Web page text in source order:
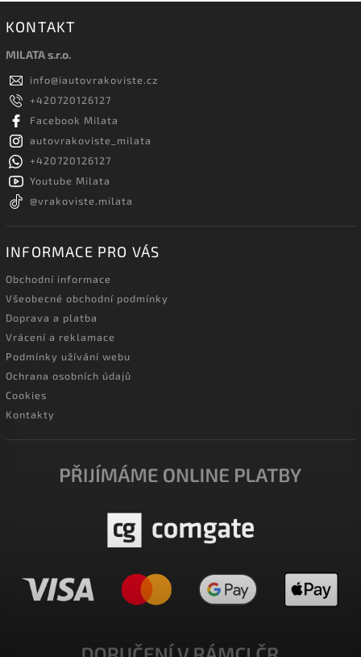
KONTAKT
MILATA s.r.o.
info@iautovrakoviste.cz
+420720126127
Facebook Milata
autovrakoviste_milata
+420720126127
Youtube Milata
@vrakoviste.milata
INFORMACE PRO VÁS
Obchodní informace
Všeobecné obchodní podmínky
Doprava a platba
Vrácení a reklamace
Podmínky užívání webu
Ochrana osobních údajů
Cookies
Kontakty